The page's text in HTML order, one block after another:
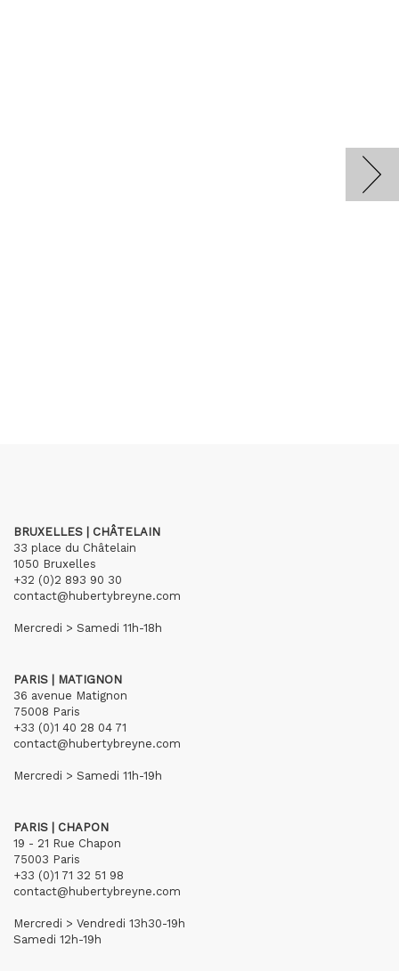
BRUXELLES | CHÂTELAIN
33 place du Châtelain
1050 Bruxelles
+32 (0)2 893 90 30
contact@hubertybreyne.com
Mercredi > Samedi 11h-18h
PARIS | MATIGNON
36 avenue Matignon
75008 Paris
+33 (0)1 40 28 04 71
contact@hubertybreyne.com
Mercredi > Samedi 11h-19h
PARIS | CHAPON
19 - 21 Rue Chapon
75003 Paris
+33 (0)1 71 32 51 98
contact@hubertybreyne.com
Mercredi > Vendredi 13h30-19h
Samedi 12h-19h